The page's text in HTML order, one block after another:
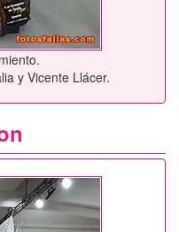
y Vicente Llácer.